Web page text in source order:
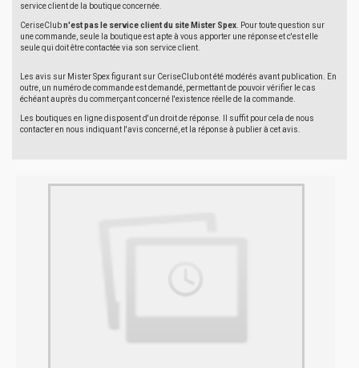
service client de la boutique concernée.
CeriseClubn'est pas le service client du site Mister Spex . Pour toute question sur
une commande, seule la boutique est apte à vous apporter une réponse et c'est elle
seule qui doit être contactée via son service client.
Les avis sur Mister Spex figurant sur CeriseClub ont été modérés avant publication. En
outre, un numéro de commande est demandé, permettant de pouvoir vérifier le cas
échéant auprès du commerçant concerné l'existence réelle de la commande.
Les boutiques en ligne disposent d'un droit de réponse. Il suffit pour cela de nous
contacter en nous indiquant l'avis concerné, et la réponse à publier à cet avis.